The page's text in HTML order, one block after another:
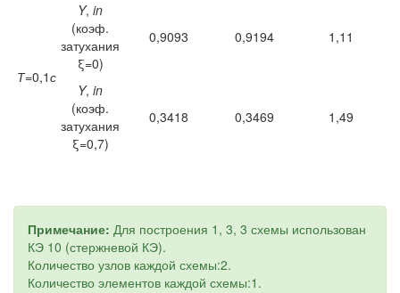
Т=0,1с
Y, in
(коэф.
затухания
ξ=0)
0,9093 0,9194 1,11
Y, in
(коэф.
затухания
ξ=0,7)
0,3418 0,3469 1,49
Примечание: Для построения 1, 3, 3 схемы использован
КЭ 10 (стержневой КЭ).
Количество узлов каждой схемы:2.
Количество элементов каждой схемы:1.